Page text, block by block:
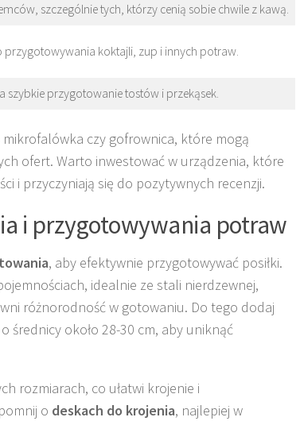
szczególnie tych, którzy cenią sobie chwile z kawą.
przygotowywania koktajli, zup i innych potraw.
szybkie przygotowanie tostów i przekąsek.
czy gofrownica, które mogą
ofert. Warto inwestować w urządzenia, które
i przyczyniają się do pozytywnych recenzji.
i przygotowywania potraw
, aby efektywnie przygotowywać posiłki.
idealnie ze stali nierdzewnej,
różnorodność w gotowaniu. Do tego dodaj
średnicy około 28-30 cm, aby uniknąć
rozmiarach, co ułatwi krojenie i
o deskach do krojenia, najlepiej w